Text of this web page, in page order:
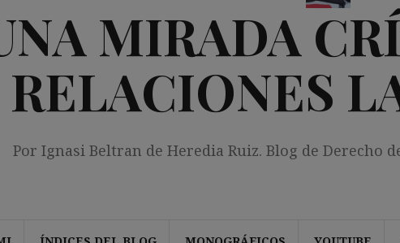
MIRADA
RELACIONES
Por Ignasi Beltran de Heredia Ruiz. Blog de Derecho